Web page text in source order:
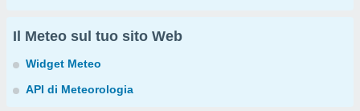
Il Meteo sul tuo sito Web
Widget Meteo
API di Meteorologia